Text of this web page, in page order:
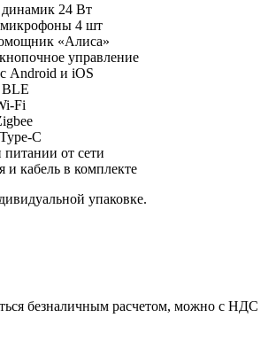
24 Вт
4 шт
«Алиса»
управление
Android и iOS
BLE
Fi
C
питании от сети
и кабель в комплекте
упаковке.
безналичным расчетом, можно с НДС